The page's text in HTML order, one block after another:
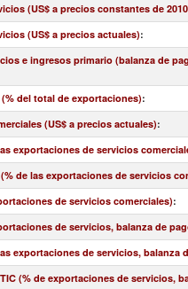
(US$ a precios constantes de
(US$ a precios actuales):
e ingresos primario (balanza de
del total de exportaciones):
(US$ a precios actuales):
exportaciones de servicios
de las exportaciones de servicios
de servicios comerciales):
de servicios, balanza de
exportaciones de servicios, balanza
(% de exportaciones de servicios,